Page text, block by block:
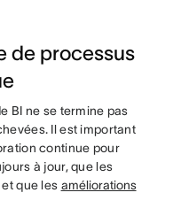
de processus
BI ne se termine pas
Il est important
continue pour
à jour, que les
que les améliorations